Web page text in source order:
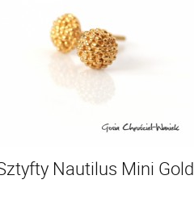
Nautilus Mini Gold